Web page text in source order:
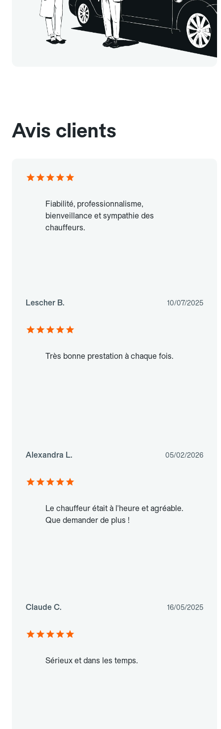
Avis clients
Fiabilité, professionnalisme,
bienveillance et sympathie des
chauffeurs.
Lescher B. 10/07/2025
Très bonne prestation à chaque fois.
Alexandra L. 05/02/2026
Le chauffeur était à l'heure et agréable.
Que demander de plus !
Claude C. 16/05/2025
Sérieux et dans les temps.